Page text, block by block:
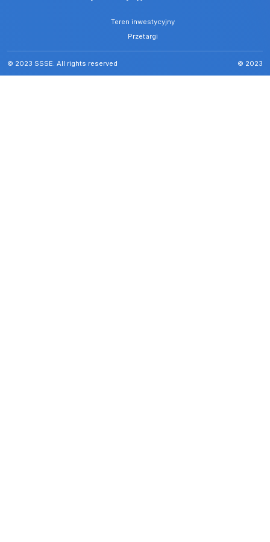
Teren inwestycyjny
Przetargi
© 2023 SSSE. All rights reserved © 2023